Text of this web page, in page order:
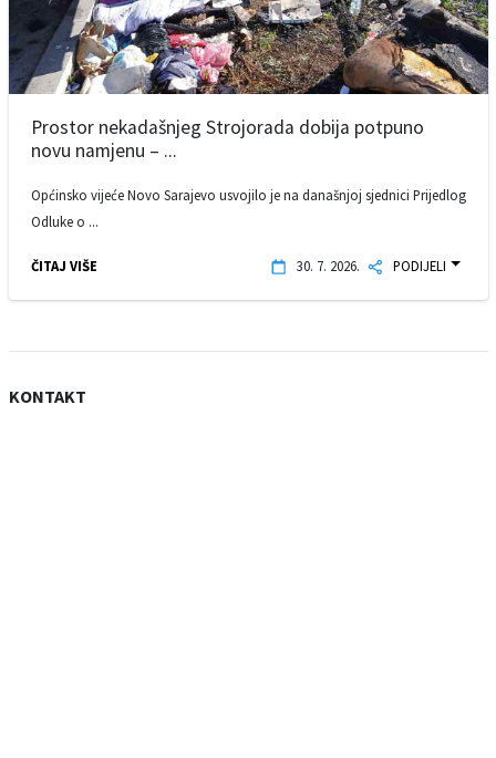
Prostor nekadašnjeg Strojorada dobija potpuno
novu namjenu – ...
Općinsko vijeće Novo Sarajevo usvojilo je na današnjoj sjednici Prijedlog
Odluke o ...
ČITAJ VIŠE 30. 7. 2026. PODIJELI
KONTAKT